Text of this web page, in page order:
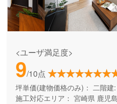
<ユーザ満足度>
9/10点
坪単価(建物価格のみ)： 二階建
施工対応エリア： 宮崎県 鹿児